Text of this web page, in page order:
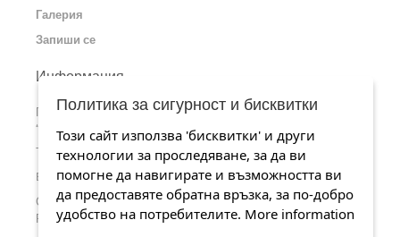
Галерия
Запиши се
Информация
Пишете ни или ни посетете на адрес: София, ул.
“Царибродска” 77, офис 3
Телефонен номер: 0884 526 419
Email:office@agorasofia.bg
Станете наши почитатели на страницата ни във Facebook
Разгледайте каналa ни вYouTube ╢
Политика за сигурност и бисквитки
Този сайт използва 'бисквитки' и други
технологии за проследяване, за да ви
помогне да навигирате и възможността ви
да предоставяте обратна връзка, за по-добро
удобство на потребителите. More information